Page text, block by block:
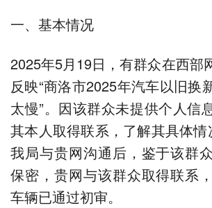
一、基本情况
2025年5月19日，有群众在西部
反映“商洛市2025年汽车以旧换
太慢”。因该群众未提供个人信
其本人取得联系，了解其具体情
我局与贵网沟通后，鉴于该群
保密，贵网与该群众取得联系
车辆已通过初审。